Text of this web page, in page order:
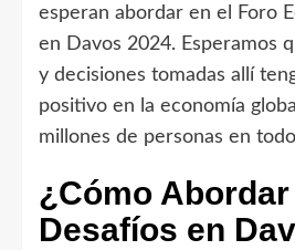
esperan abordar en el Foro
en Davos 2024. Esperamos
y decisiones tomadas allí
positivo en la economía
millones de personas en
¿Cómo
Desafíos en